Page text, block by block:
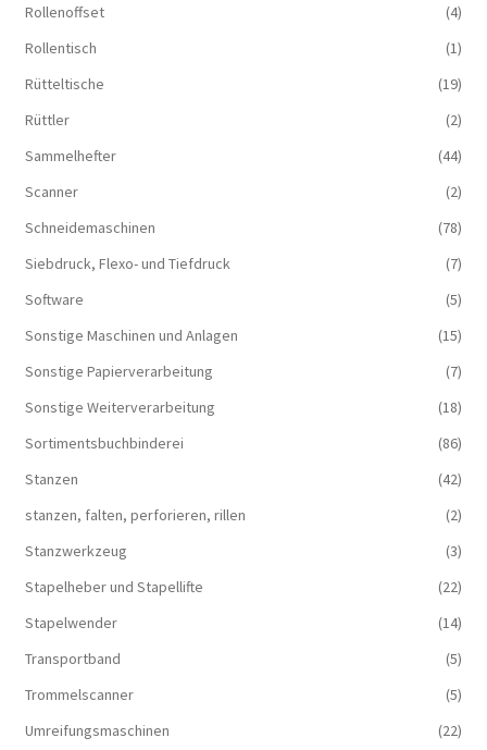
Rollenoffset
(4)
Rollentisch
(1)
Rütteltische
(19)
Rüttler
(2)
Sammelhefter
(44)
Scanner
(2)
Schneidemaschinen
(78)
Siebdruck, Flexo- und Tiefdruck
(7)
Software
(5)
Sonstige Maschinen und Anlagen
(15)
Sonstige Papierverarbeitung
(7)
Sonstige Weiterverarbeitung
(18)
Sortimentsbuchbinderei
(86)
Stanzen
(42)
stanzen, falten, perforieren, rillen
(2)
Stanzwerkzeug
(3)
Stapelheber und Stapellifte
(22)
Stapelwender
(14)
Transportband
(5)
Trommelscanner
(5)
Umreifungsmaschinen
(22)